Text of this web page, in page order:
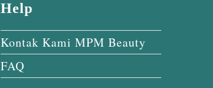
Help
Kontak Kami MPM Beauty
FAQ